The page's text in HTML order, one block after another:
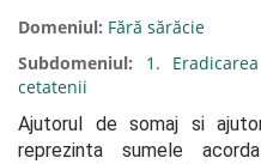
Domeniul: Fără sărăcie
Subdomeniul:
1.
cetatenii
Ajutorul de somaj si
reprezinta sumele